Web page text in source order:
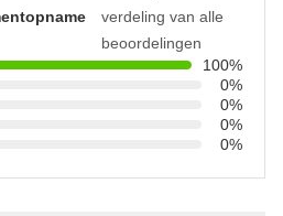
verdeling van alle
beoordelingen
100%
0%
0%
0%
0%